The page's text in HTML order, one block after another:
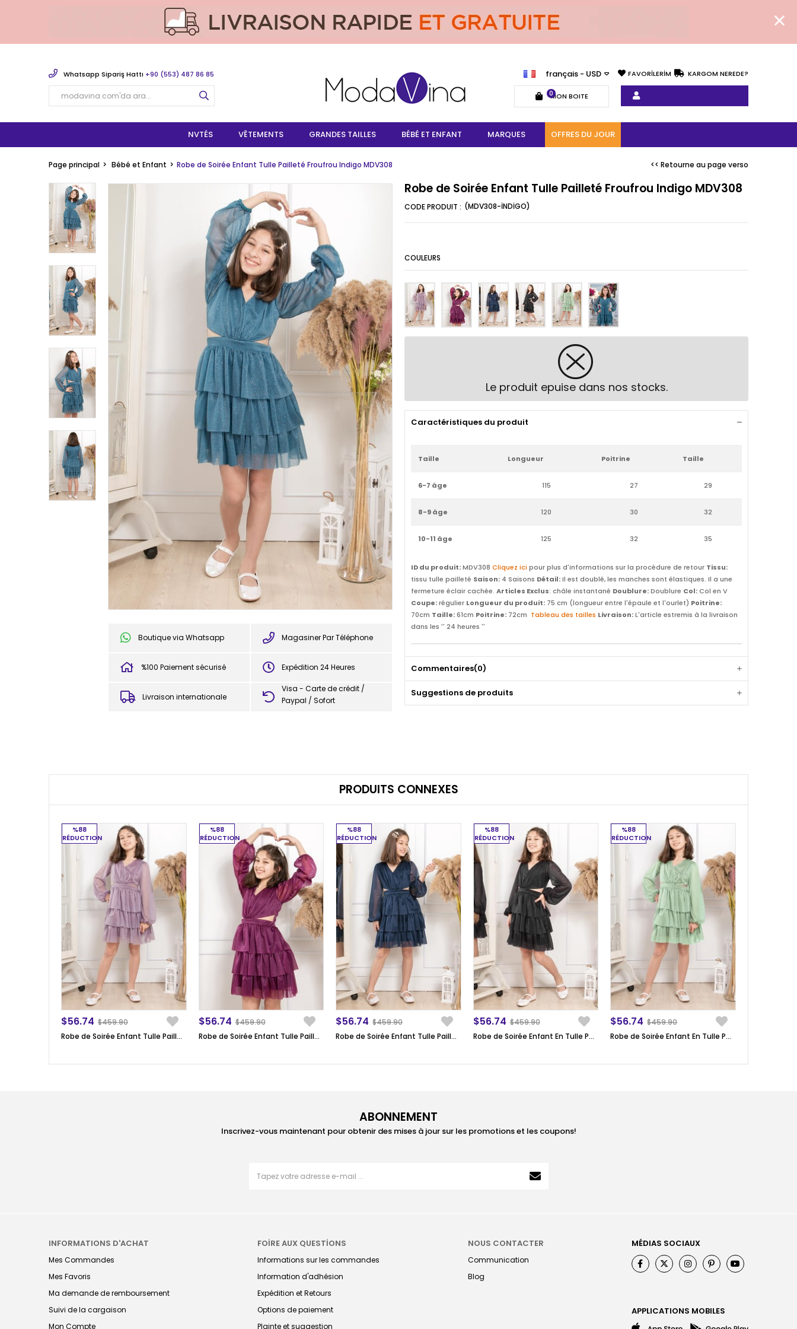
français - USD
MON BOITE
0
Whatsapp Sipariş Hattı +90 (553) 487 86 85 KARGOM NEREDE?
FAVORİLERİM
NVTÉS VÊTEMENTS GRANDES TAILLES BÉBÉ ET ENFANT MARQUES OFFRES DU JOUR
Page principal Bébé et Enfant Robe de Soirée Enfant Tulle Pailleté Froufrou Indigo MDV308 << Retourne au page verso
Boutique via Whatsapp Magasiner Par Téléphone
%100 Paiement sécurisé Expédition 24 Heures
Livraison internationale
Visa - Carte de crédit /
Paypal / Sofort
Robe de Soirée Enfant Tulle Pailleté Froufrou Indigo MDV308
(MDV308-İNDİGO)
COULEURS
Le produit epuise dans nos stocks.
Caractéristiques du produit
Taille Longueur Poitrine Taille
6-7 âge 115 27 29
8-9 âge 120 30 32
10-11 âge 125 32 35
ID du produit:MDV308 Cliquez ici pour plus d'informations sur la procédure de retour Tissu:
tissu tulle pailleté Saison: 4 Saisons Détail:Il est doublé, les manches sont élastiques. Il a une
fermeture éclair cachée. Articles Exclus: châle instantané Doublure:Doublure Col:Col en V
Coupe:régulier Longueur du produit: 75 cm (longueur entre l'épaule et l'ourlet) Poitrine:
70cm Taille:61cm Poitrine: 72cm Tableau des tailles Livraison:L'article estremis à la livraison
dans les '' 24 heures ''
Commentaires(0)
Suggestions de produits
PRODUITS CONNEXES
Robe de Soirée Enfant Tulle Pailleté Froufrou Lilas MDV308
$56.74 $459.90
%88
RÉDUCTION
Robe de Soirée Enfant Tulle Pailleté Froufrou Prune MDV308
$56.74 $459.90
%88
RÉDUCTION
Robe de Soirée Enfant Tulle Pailleté Froufrou Bleu Marin MDV308
$56.74 $459.90
%88
RÉDUCTION
Robe de Soirée Enfant En Tulle Pailleté à Volants Noir MDV308
$56.74 $459.90
%88
RÉDUCTION
Robe de Soirée Enfant En Tulle Pailleté à Volants Vert MDV308
$56.74 $459.90
%88
RÉDUCTION
ABONNEMENT
Inscrivez-vous maintenant pour obtenir des mises à jour sur les promotions et les coupons!
INFORMATIONS D'ACHAT
Mes Commandes
Mes Favoris
Ma demande de remboursement
Suivi de la cargaison
Mon Compte
FOİRE AUX QUESTİONS
Informations sur les commandes
Information d'adhésion
Expédition et Retours
Options de paiement
Plainte et suggestion
NOUS CONTACTER
Communication
Blog
MÉDIAS SOCIAUX
APPLICATIONS MOBILES